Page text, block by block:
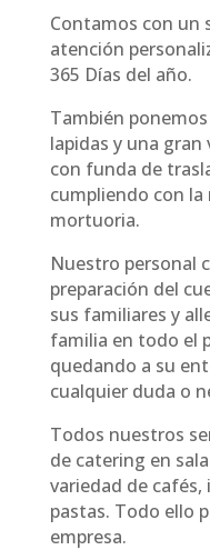
Contamos con un
atención
365 Días del año.
También
lapidas y una gran
con funda de
cumpliendo con
mortuoria.
Nuestro personal
preparación del
sus familiares y
familia en todo el
quedando a su
cualquier duda o
Todos nuestros
de catering en
variedad de
pastas. Todo ello
empresa.